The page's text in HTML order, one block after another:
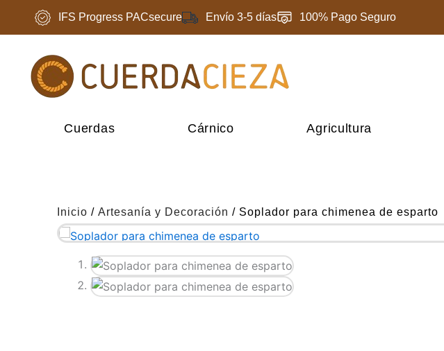
IFS Progress PACsecure Envío 3-5 días 100% Pago Seguro
Cuerdas Cárnico Agricultura
Inicio / Artesanía y Decoración / Soplador para chimenea de esparto